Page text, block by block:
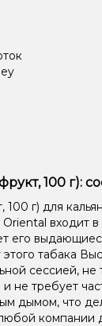
100 г):
г) для
входит в
его
табака
сессией, не
не требует
дымом, что
компании